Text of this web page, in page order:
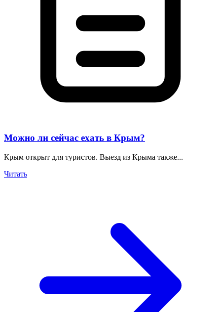
Можно ли сейчас ехать в Крым?
Крым открыт для туристов. Выезд из Крыма также...
Читать